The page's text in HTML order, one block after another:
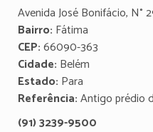
Avenida José Bonifácio, N°
Bairro: Fátima
CEP:66090-363
Cidade: Belém
Estado: Para
Referência:Antigo prédio
(91) 3239-9500